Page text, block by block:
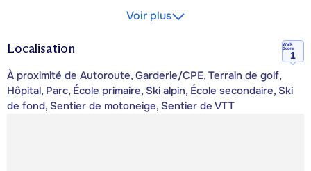
Voir plus
Localisation
Walk
Score
1
À proximité de Autoroute, Garderie/CPE, Terrain de golf,
Hôpital, Parc, École primaire, Ski alpin, École secondaire, Ski
de fond, Sentier de motoneige, Sentier de VTT